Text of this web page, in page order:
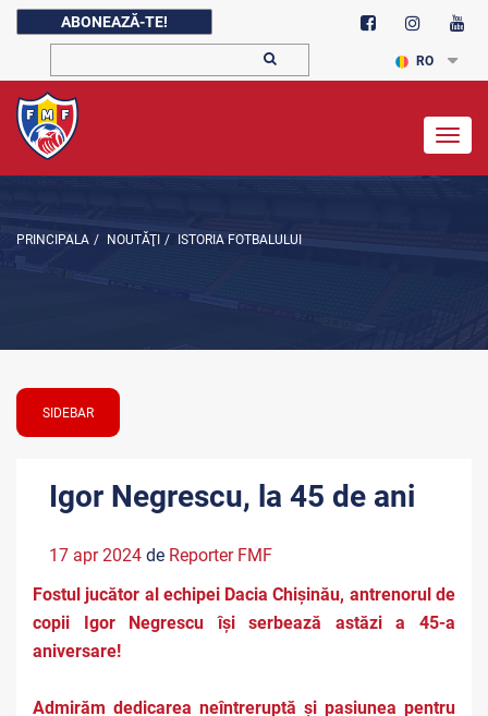
ABONEAZĂ-TE!
RO
PRINCIPALA / NOUTĂŢI / ISTORIA FOTBALULUI
SIDEBAR
Igor Negrescu, la 45 de ani
17 apr 2024 de Reporter FMF
Fostul jucător al echipei Dacia Chișinău, antrenorul de
copii Igor Negrescu își serbează astăzi a 45-a
aniversare!
Admirăm dedicarea neîntreruptă și pasiunea pentru